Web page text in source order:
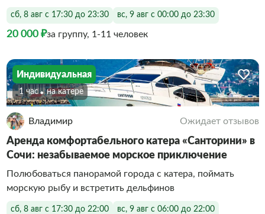
сб, 8 авг с 17:30 до 23:30 вс, 9 авг с 00:00 до 23:30
20 000 ₽за группу, 1-11 человек
Индивидуальная
1 час На катере
Владимир Ожидает отзывов
Аренда комфортабельного катера «Санторини» в
Сочи: незабываемое морское приключение
Полюбоваться панорамой города с катера, поймать
морскую рыбу и встретить дельфинов
сб, 8 авг с 17:30 до 22:00 вс, 9 авг с 06:00 до 22:00